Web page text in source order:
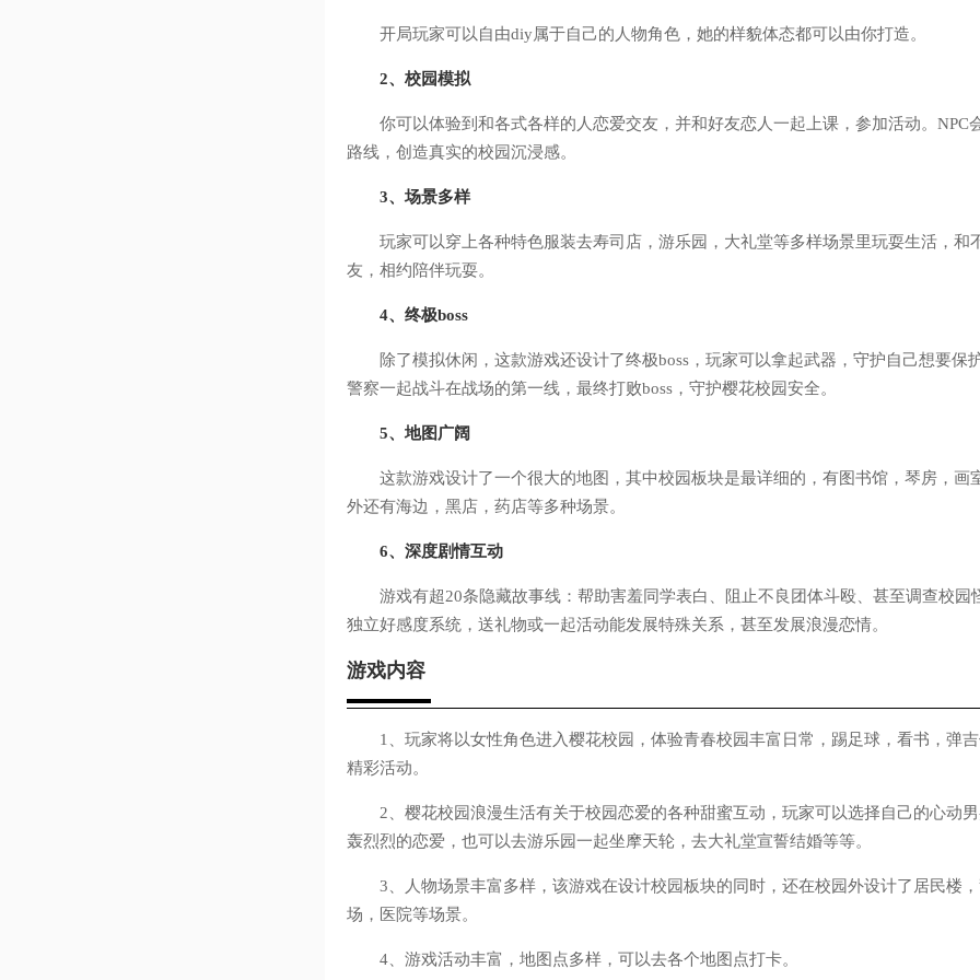
开局玩家可以自由diy属于自己的人物角色，她的样貌体态都可以由你打造。
2、校园模拟
你可以体验到和各式各样的人恋爱交友，并和好友恋人一起上课，参加活动。NPC
路线，创造真实的校园沉浸感。
3、场景多样
玩家可以穿上各种特色服装去寿司店，游乐园，大礼堂等多样场景里玩耍生活，和
友，相约陪伴玩耍。
4、终极boss
除了模拟休闲，这款游戏还设计了终极boss，玩家可以拿起武器，守护自己想要保
警察一起战斗在战场的第一线，最终打败boss，守护樱花校园安全。
5、地图广阔
这款游戏设计了一个很大的地图，其中校园板块是最详细的，有图书馆，琴房，画
外还有海边，黑店，药店等多种场景。
6、深度剧情互动
游戏有超20条隐藏故事线：帮助害羞同学表白、阻止不良团体斗殴、甚至调查校园
独立好感度系统，送礼物或一起活动能发展特殊关系，甚至发展浪漫恋情。
游戏内容
1、玩家将以女性角色进入樱花校园，体验青春校园丰富日常，踢足球，看书，弹
精彩活动。
2、樱花校园浪漫生活有关于校园恋爱的各种甜蜜互动，玩家可以选择自己的心动
轰烈烈的恋爱，也可以去游乐园一起坐摩天轮，去大礼堂宣誓结婚等等。
3、人物场景丰富多样，该游戏在设计校园板块的同时，还在校园外设计了居民楼
场，医院等场景。
4、游戏活动丰富，地图点多样，可以去各个地图点打卡。